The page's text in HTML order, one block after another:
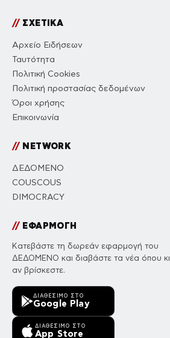
//ΣΧΕΤΙΚΑ
Αρχείο Ειδήσεων
Ταυτότητα
Πολιτική Cookies
Πολιτική προστασίας δεδομένων
Όροι χρήσης
Επικοινωνία
//NETWORK
ΔΕΔΟΜΕΝΟ
COUSCOUS
DIMOCRACY
//ΕΦΑΡΜΟΓΗ
Κατεβάστε τη δωρεάν εφαρμογή του
ΔΕΔΟΜΕΝΟ και διαβάστε τα νέα όπου κι
αν βρίσκεστε.
ΔΙΑΘΈΣΙΜΟ ΣΤΟ
Google Play
ΔΙΑΘΈΣΙΜΟ ΣΤΟ
App Store